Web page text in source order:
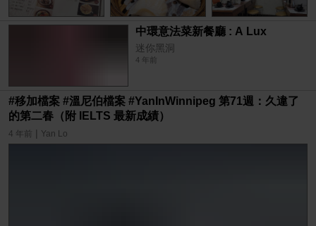
中環意法菜新餐廳 : A Lux
迷你黑洞
4 年前
#移加檔案 #溫尼伯檔案 #YanInWinnipeg 第71週：久違了
的第二春（附 IELTS 最新成績）
4 年前 | Yan Lo